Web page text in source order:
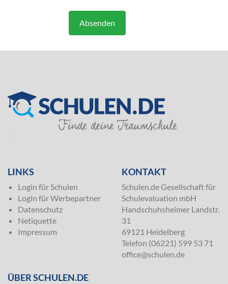
Absenden
LINKS
Login für Schulen
Login für Werbepartner
Datenschutz
Netiquette
Impressum
KONTAKT
Schulen.de Gesellschaft für
Schulevaluation mbH
Handschuhsheimer Landstr.
31
69121 Heidelberg
Telefon (06221) 599 53 71
office@schulen.de
ÜBER SCHULEN.DE